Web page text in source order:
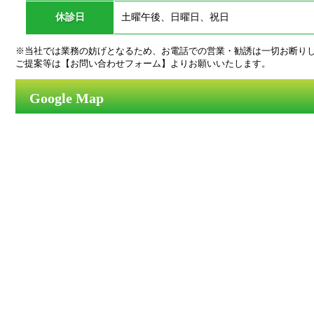
休診日 土曜午後、日曜日、祝日
※当社では業務の妨げとなるため、お電話での営業・勧誘は一切お断り
ご提案等は【お問い合わせフォーム】よりお願いいたします。
Google Map